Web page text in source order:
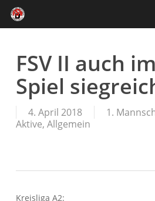
main
content
FSV II auch
Spiel
4. April 2018 1.
Aktive, Allgemein
Kreisliga A2: